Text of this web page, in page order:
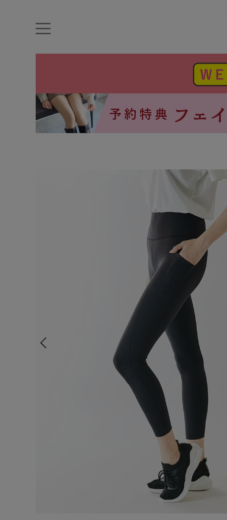
ナイトブラ ノンワイヤー 特盛ブラ チューブトップ 折り畳み
キャミソール
ルームウェア
カテゴリから探す
A70
B75